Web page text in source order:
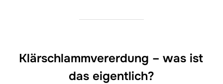
Klärschlammvererdung – was ist
das eigentlich?